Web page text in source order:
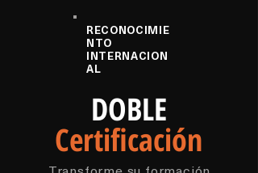
RECONOCIMIE
NTO
INTERNACION
AL
DOBLE
Certificación